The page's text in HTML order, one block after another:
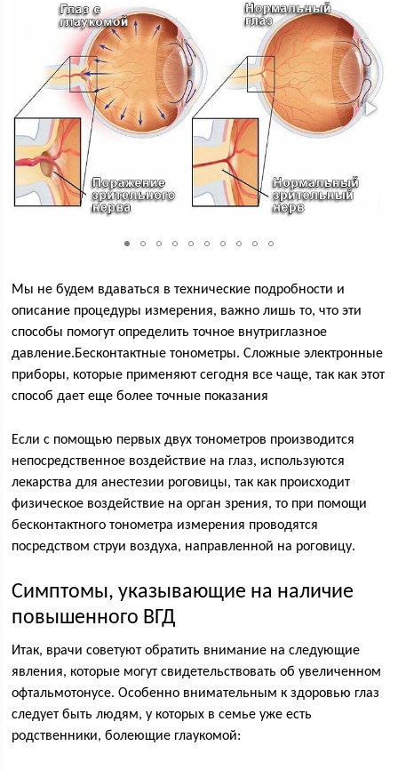
Мы не будем вдаваться в технические подробности и
описание процедуры измерения, важно лишь то, что эти
способы помогут определить точное внутриглазное
давление.Бесконтактные тонометры. Сложные электронные
приборы, которые применяют сегодня все чаще, так как этот
способ дает еще более точные показания
Если с помощью первых двух тонометров производится
непосредственное воздействие на глаз, используются
лекарства для анестезии роговицы, так как происходит
физическое воздействие на орган зрения, то при помощи
бесконтактного тонометра измерения проводятся
посредством струи воздуха, направленной на роговицу.
Симптомы, указывающие на наличие
повышенного ВГД
Итак, врачи советуют обратить внимание на следующие
явления, которые могут свидетельствовать об увеличенном
офтальмотонусе. Особенно внимательным к здоровью глаз
следует быть людям, у которых в семье уже есть
родственники, болеющие глаукомой: